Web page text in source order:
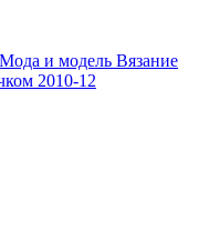
Мода и модель Вязание
2010-12